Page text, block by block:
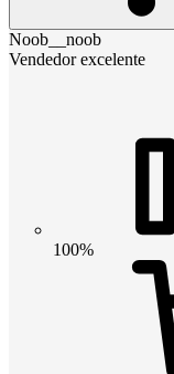
Noob__noob
Vendedor excelente
100%